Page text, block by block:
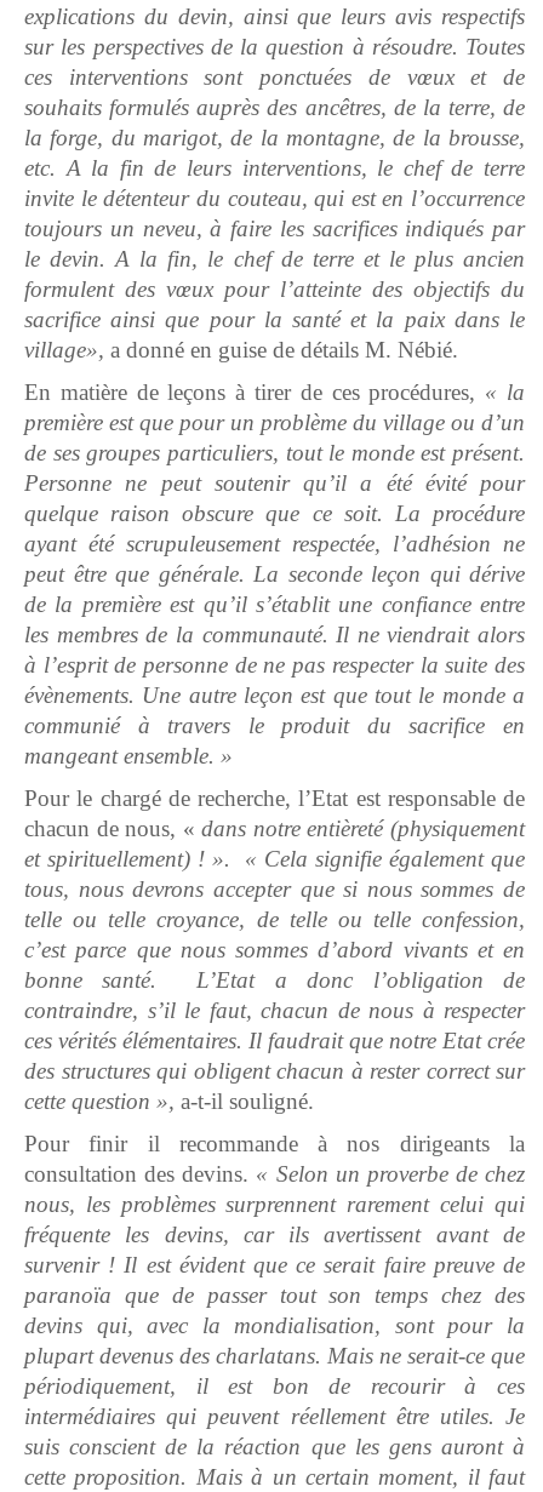
explications du devin, ainsi que leurs avis respectifs
sur les perspectives de la question à résoudre. Toutes
ces interventions sont ponctuées de vœux et de
souhaits formulés auprès des ancêtres, de la terre, de
la forge, du marigot, de la montagne, de la brousse,
etc. A la fin de leurs interventions, le chef de terre
invite le détenteur du couteau, qui est en l’occurrence
toujours un neveu, à faire les sacrifices indiqués par
le devin. A la fin, le chef de terre et le plus ancien
formulent des vœux pour l’atteinte des objectifs du
sacrifice ainsi que pour la santé et la paix dans le
village», a donné en guise de détails M. Nébié.
En matière de leçons à tirer de ces procédures, « la
première est que pour un problème du village ou d’un
de ses groupes particuliers, tout le monde est présent.
Personne ne peut soutenir qu’il a été évité pour
quelque raison obscure que ce soit. La procédure
ayant été scrupuleusement respectée, l’adhésion ne
peut être que générale. La seconde leçon qui dérive
de la première est qu’il s’établit une confiance entre
les membres de la communauté. Il ne viendrait alors
à l’esprit de personne de ne pas respecter la suite des
évènements. Une autre leçon est que tout le monde a
communié à travers le produit du sacrifice en
mangeant ensemble. »
Pour le chargé de recherche, l’Etat est responsable de
chacun de nous, «dans notre entièreté (physiquement
et spirituellement) ! ». « Cela signifie également que
tous, nous devrons accepter que si nous sommes de
telle ou telle croyance, de telle ou telle confession,
c’est parce que nous sommes d’abord vivants et en
bonne santé. L’Etat a donc l’obligation de
contraindre, s’il le faut, chacun de nous à respecter
ces vérités élémentaires. Il faudrait que notre Etat crée
des structures qui obligent chacun à rester correct sur
cette question », a-t-il souligné.
Pour finir il recommande à nos dirigeants la
consultation des devins. « Selon un proverbe de chez
nous, les problèmes surprennent rarement celui qui
fréquente les devins, car ils avertissent avant de
survenir ! Il est évident que ce serait faire preuve de
paranoïa que de passer tout son temps chez des
devins qui, avec la mondialisation, sont pour la
plupart devenus des charlatans. Mais ne serait-ce que
périodiquement, il est bon de recourir à ces
intermédiaires qui peuvent réellement être utiles. Je
suis conscient de la réaction que les gens auront à
cette proposition. Mais à un certain moment, il faut